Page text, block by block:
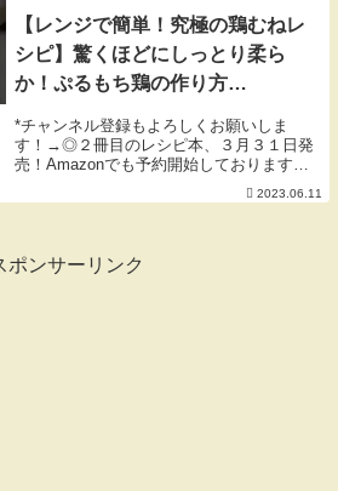
【レンジで簡単！究極の鶏むねレ
シピ】驚くほどにしっとり柔ら
か！ぷるもち鶏の作り方
*チャンネル登録もよろしくお願いしま
す！→◎２冊目のレシピ本、３月３１日発
売！Amazonでも予約開始しております
◎▼「簡単なのにウマすぎる! もりもり野
菜レシピ」▼▼「人気店の味をおうちで！
2023.06.11
ポンサーリンク